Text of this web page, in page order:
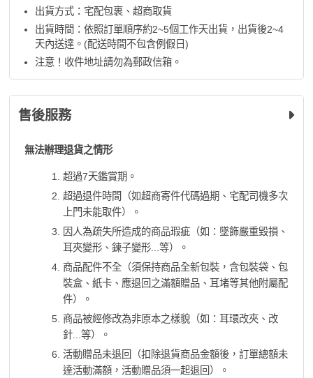
出貨方式：宅配包裹、超商取貨
出貨時間：依照訂單順序約2~5個工作天出貨，出貨後2~4
天內送達。(配送時間不包含例假日)
注意！收件地址請勿為郵政信箱。
售後服務
無法辦理退貨之情形
超過7天鑑賞期。
超過退件時間（如超商寄件代碼過期、宅配司機多次
上門未能取件）。
因人為疏失所造成的商品瑕疵（如：墜飾嚴重毀損、
耳夾變形、鍊子變形...等）。
商品配件不全（須保持商品全新包裝，含包裝袋、包
裝盒、紙卡、應退回之滿額贈品、耳堵等其他附屬配
件）。
商品被經修改為非原本之樣貌（如：耳環改夾、改
針...等）。
活動贈品未退回（扣除退貨商品金額後，訂單總額未
達活動滿額，活動贈品須一起退回）。